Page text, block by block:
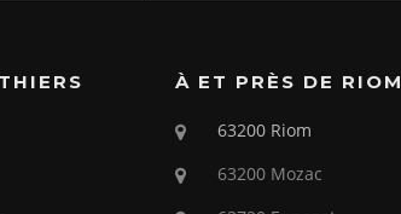
À ET PRÈS DE RIOM
63200 Riom
63200 Mozac